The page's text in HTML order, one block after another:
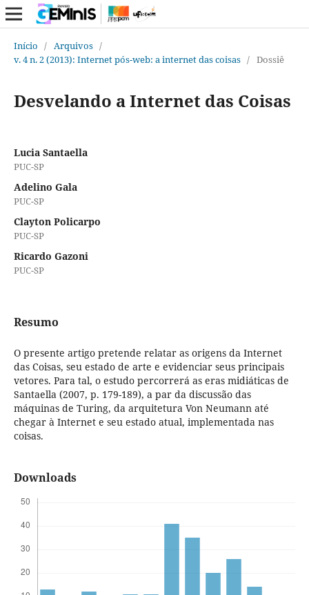
Início / Arquivos /
v. 4 n. 2 (2013): Internet pós-web: a internet das coisas / Dossiê
Desvelando a Internet das Coisas
Lucia Santaella
PUC-SP
Adelino Gala
PUC-SP
Clayton Policarpo
PUC-SP
Ricardo Gazoni
PUC-SP
Resumo
O presente artigo pretende relatar as origens da Internet
das Coisas, seu estado de arte e evidenciar seus principais
vetores. Para tal, o estudo percorrerá as eras midiáticas de
Santaella (2007, p. 179-189), a par da discussão das
máquinas de Turing, da arquitetura Von Neumann até
chegar à Internet e seu estado atual, implementada nas
coisas.
Downloads